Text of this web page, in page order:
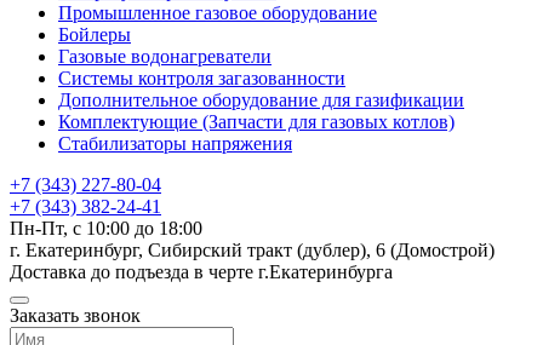
Промышленное газовое оборудование
Бойлеры
Газовые водонагреватели
Системы контроля загазованности
Дополнительное оборудование для газификации
Комплектующие (Запчасти для газовых котлов)
Стабилизаторы напряжения
+7 (343) 227-80-04
+7 (343) 382-24-41
Пн-Пт, с 10:00 до 18:00
г. Екатеринбург, Сибирский тракт (дублер), 6 (Домострой)
Доставка до подъезда в черте г.Екатеринбурга
Заказать звонок